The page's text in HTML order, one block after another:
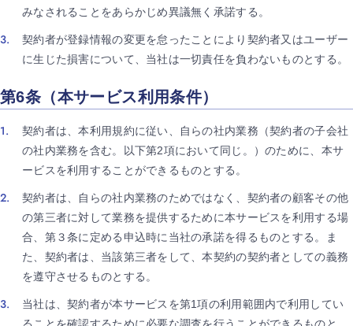
みなされることをあらかじめ異議無く承諾する。
契約者が登録情報の変更を怠ったことにより契約者又はユーザー
に生じた損害について、当社は一切責任を負わないものとする。
第6条（本サービス利用条件）
契約者は、本利用規約に従い、自らの社内業務（契約者の子会社
の社内業務を含む。以下第2項において同じ。）のために、本サ
ービスを利用することができるものとする。
契約者は、自らの社内業務のためではなく、契約者の顧客その他
の第三者に対して業務を提供するために本サービスを利用する場
合、第３条に定める申込時に当社の承諾を得るものとする。ま
た、契約者は、当該第三者をして、本契約の契約者としての義務
を遵守させるものとする。
当社は、契約者が本サービスを第1項の利用範囲内で利用してい